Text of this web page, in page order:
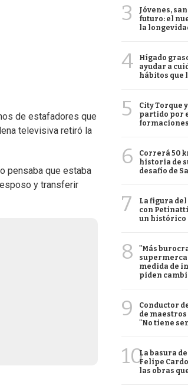
de estafadores que
televisiva retiró la
pensaba que estaba
y transferir
3
Jóvenes,
futuro: el
la
4
Hígado
ayudar a
hábitos que
5
City Torque
partido por
6
Correrá 50
historia de
desafío de
7
La figura del
con
un histórico
8
"Más
medida de
piden
9
Conductor
de
"No tiene
10La basura
Felipe
las obras